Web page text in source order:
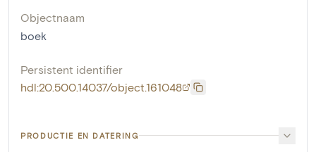
Objectnaam
boek
Persistent identifier
hdl:20.500.14037/object.161048
PRODUCTIE EN DATERING